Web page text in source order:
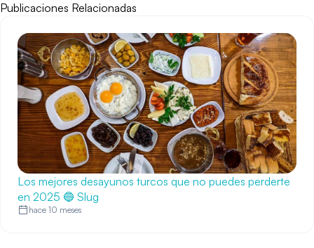
Publicaciones Relacionadas
Los mejores desayunos turcos que no puedes perderte
en 2025 🔵 Slug
hace 10 meses